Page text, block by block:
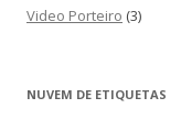
Video Porteiro (3)
NUVEM DE ETIQUETAS